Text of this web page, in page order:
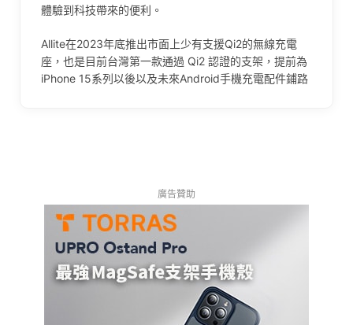
體驗到科技帶來的便利。
Allite在2023年底推出市面上少有支援Qi2的無線充電
座，也是目前台灣第一款通過 Qi2 認證的支架，提前為
iPhone 15系列以後以及未來Android手機充電配件鋪路
廣告贊助